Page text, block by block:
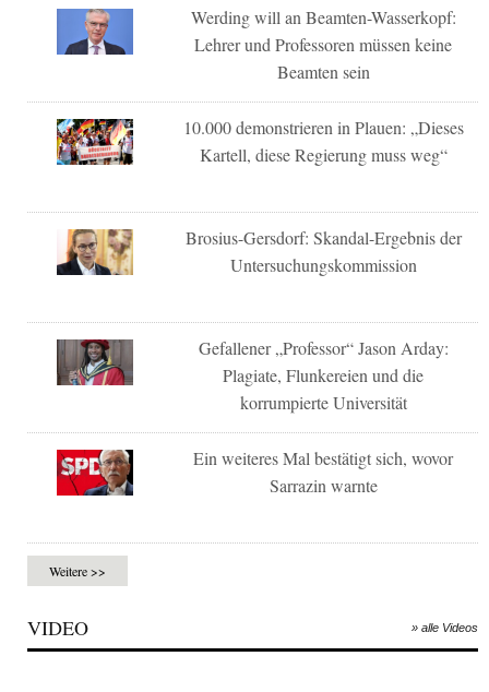
Werding will an Beamten-Wasserkopf:
Lehrer und Professoren müssen keine
Beamten sein
10.000 demonstrieren in Plauen: „Dieses
Kartell, diese Regierung muss weg“
Brosius-Gersdorf: Skandal-Ergebnis der
Untersuchungskommission
Gefallener „Professor“ Jason Arday:
Plagiate, Flunkereien und die
korrumpierte Universität
Ein weiteres Mal bestätigt sich, wovor
Sarrazin warnte
Weitere >>
VIDEO » alle Videos